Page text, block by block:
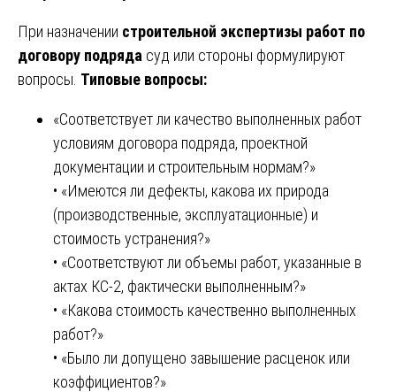
При назначении строительной экспертизы работ по
договору подряда суд или стороны формулируют
вопросы. Типовые вопросы:
«Соответствует ли качество выполненных работ
условиям договора подряда, проектной
документации и строительным нормам?»
• «Имеются ли дефекты, какова их природа
(производственные, эксплуатационные) и
стоимость устранения?»
• «Соответствуют ли объемы работ, указанные в
актах КС-2, фактически выполненным?»
• «Какова стоимость качественно выполненных
работ?»
• «Было ли допущено завышение расценок или
коэффициентов?»